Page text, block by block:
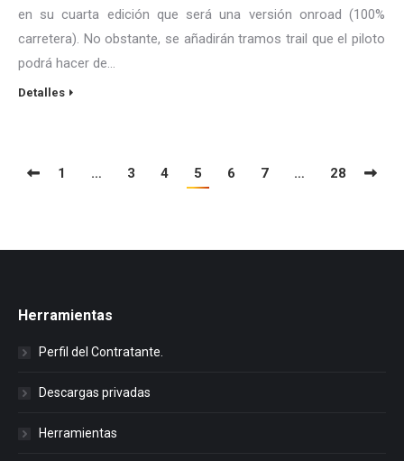
en su cuarta edición que será una versión onroad (100%
carretera). No obstante, se añadirán tramos trail que el piloto
podrá hacer de…
Detalles
1 … 3 4 5 6 7 … 28
Herramientas
Perfil del Contratante.
Descargas privadas
Herramientas